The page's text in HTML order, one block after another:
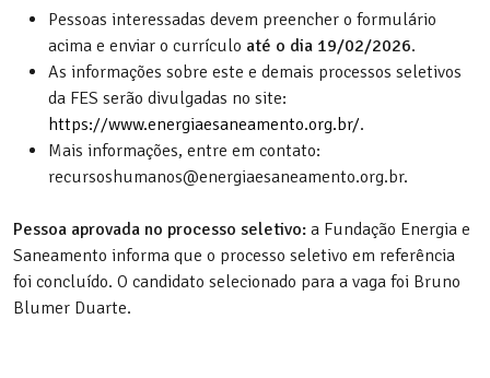
Pessoas interessadas devem preencher o formulário
acima e enviar o currículo até o dia 19/02/2026.
As informações sobre este e demais processos seletivos
da FES serão divulgadas no site:
https://www.energiaesaneamento.org.br/.
Mais informações, entre em contato:
recursoshumanos@energiaesaneamento.org.br.
Pessoa aprovada no processo seletivo: a Fundação Energia e
Saneamento informa que o processo seletivo em referência
foi concluído. O candidato selecionado para a vaga foi Bruno
Blumer Duarte.